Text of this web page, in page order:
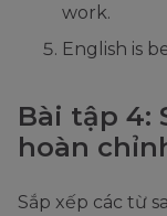
work.
English is
Bài tập 4:
hoàn
Sắp xếp các từ